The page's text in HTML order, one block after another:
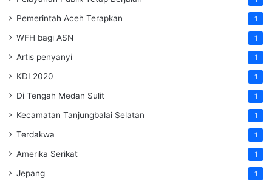
Pemerintah Aceh Terapkan 1
WFH bagi ASN 1
Artis penyanyi 1
KDI 2020 1
Di Tengah Medan Sulit 1
Kecamatan Tanjungbalai Selatan 1
Terdakwa 1
Amerika Serikat 1
Jepang 1